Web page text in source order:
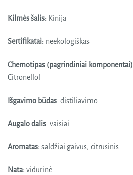
Kilmės šalis: Kinija
Sertifikatai: neekologiškas
Chemotipas (pagrindiniai komponentai)
Citronellol
Išgavimo būdas: distiliavimo
Augalo dalis: vaisiai
Aromatas: saldžiai gaivus, citrusinis
Nata: vidurinė